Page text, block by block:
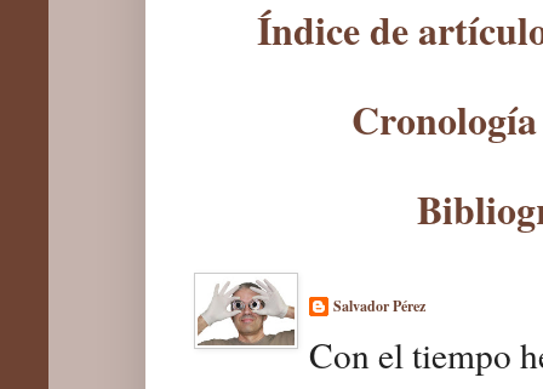
Índice de
Salvador Pérez
Con el tiempo